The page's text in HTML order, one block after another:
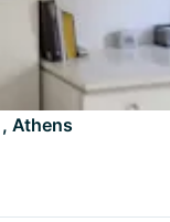
Athens